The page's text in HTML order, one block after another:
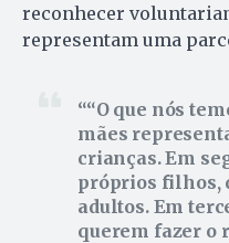
reconhecer
representam uma
“O que nós
mães
crianças. Em
próprios filhos,
adultos. Em
querem fazer o